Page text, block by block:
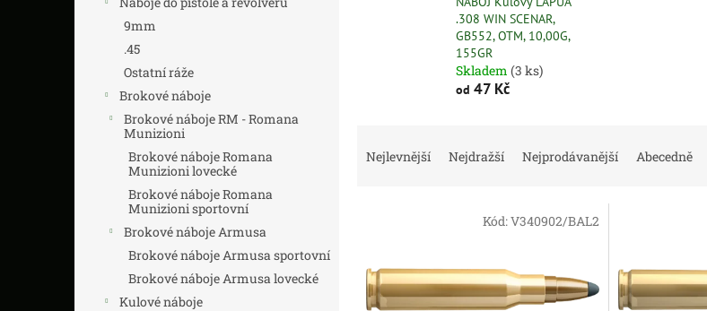
9mm
.45
Ostatní ráže
Brokové náboje
Brokové náboje RM - Romana
Munizioni
Brokové náboje Romana
Munizioni lovecké
Brokové náboje Romana
Munizioni sportovní
Brokové náboje Armusa
Brokové náboje Armusa sportovní
Brokové náboje Armusa lovecké
Kulové náboje
.308 WIN SCENAR,
GB552, OTM, 10,00G,
155GR
Skladem (3 ks)
od 47 Kč
Nejlevnější Nejdražší Nejprodávanější Abecedně
Kód:V340902/BAL2